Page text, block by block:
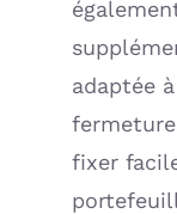
adaptée
fixer